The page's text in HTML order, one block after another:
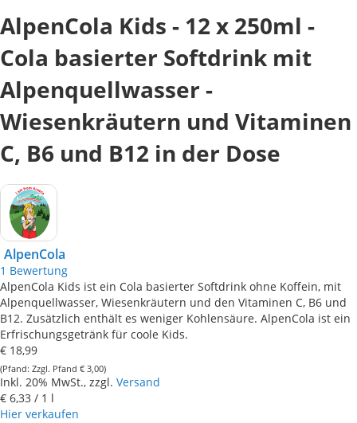
AlpenCola Kids - 12 x 250ml -
Cola basierter Softdrink mit
Alpenquellwasser -
Wiesenkräutern und Vitaminen
C, B6 und B12 in der Dose
AlpenCola
1 Bewertung
AlpenCola Kids ist ein Cola basierter Softdrink ohne Koffein, mit
Alpenquellwasser, Wiesenkräutern und den Vitaminen C, B6 und
B12. Zusätzlich enthält es weniger Kohlensäure. AlpenCola ist ein
Erfrischungsgetränk für coole Kids.
€ 18,99
Zzgl. Pfand € 3,00
Inkl. 20% MwSt., zzgl. Versand
€ 6,33 / 1 l
Hier verkaufen